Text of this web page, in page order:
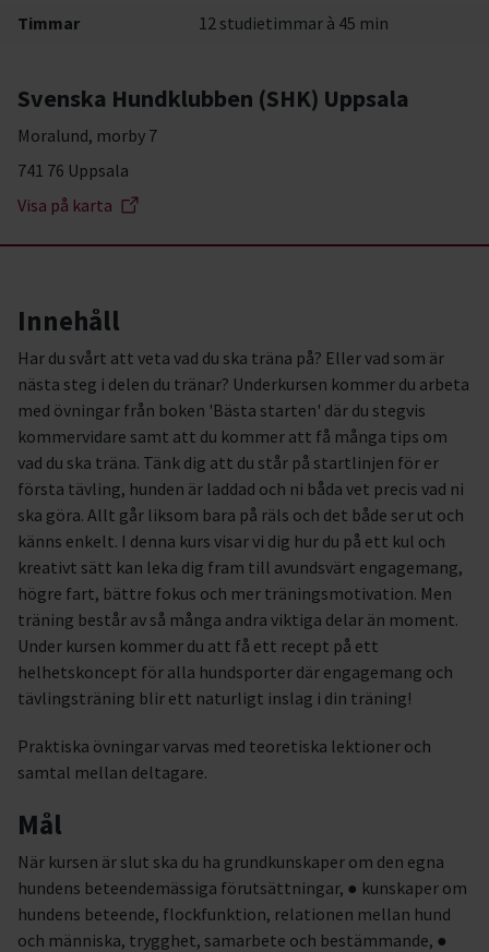
Timmar 12 studietimmar à 45 min
Svenska Hundklubben (SHK) Uppsala
Moralund, morby 7
741 76 Uppsala
Visa på karta
Innehåll
Har du svårt att veta vad du ska träna på? Eller vad som är
nästa steg i delen du tränar? Underkursen kommer du arbeta
med övningar från boken 'Bästa starten' där du stegvis
kommervidare samt att du kommer att få många tips om
vad du ska träna. Tänk dig att du står på startlinjen för er
första tävling, hunden är laddad och ni båda vet precis vad ni
ska göra. Allt går liksom bara på räls och det både ser ut och
känns enkelt. I denna kurs visar vi dig hur du på ett kul och
kreativt sätt kan leka dig fram till avundsvärt engagemang,
högre fart, bättre fokus och mer träningsmotivation. Men
träning består av så många andra viktiga delar än moment.
Under kursen kommer du att få ett recept på ett
helhetskoncept för alla hundsporter där engagemang och
tävlingsträning blir ett naturligt inslag i din träning!
Praktiska övningar varvas med teoretiska lektioner och
samtal mellan deltagare.
Mål
När kursen är slut ska du ha grundkunskaper om den egna
hundens beteendemässiga förutsättningar, ● kunskaper om
hundens beteende, flockfunktion, relationen mellan hund
och människa, trygghet, samarbete och bestämmande, ●